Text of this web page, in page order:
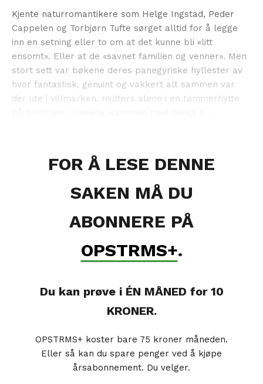
Kjente naturromantikere som Helge Ingstad, Peder
Cappelen og Torbjørn Tufte sørget alltid for å legge
inn en setning eller to om at det kunne bli «litt
ensomt». Eller at de «savnet familien og venner». Men
stort sett var bøkene deres panegyriske hyllester av
hvor fantastisk, genuint og vakkert alt sammen var
der ute i villmarken, mutters alene i en tømmerhytte
FOR Å LESE DENNE
SAKEN MÅ DU
ABONNERE PÅ
OPSTRMS+.
Du kan prøve i ÉN MÅNED for 10
KRONER.
OPSTRMS+ koster bare 75 kroner måneden.
Eller så kan du spare penger ved å kjøpe
årsabonnement. Du velger.